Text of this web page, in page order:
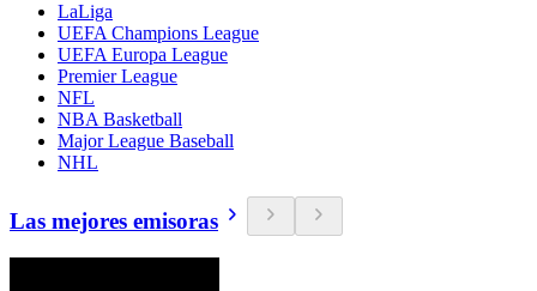
LaLiga
UEFA Champions League
UEFA Europa League
Premier League
NFL
NBA Basketball
Major League Baseball
NHL
Las mejores emisoras